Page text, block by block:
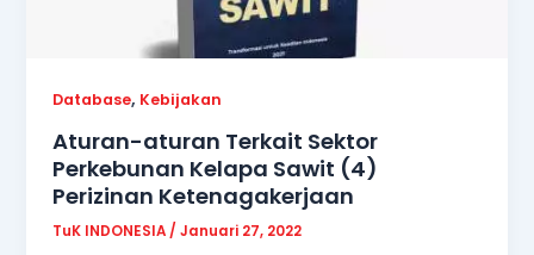
Database, Kebijakan
Aturan-aturan Terkait Sektor
Perkebunan Kelapa Sawit (4)
Perizinan Ketenagakerjaan
TuK INDONESIA/Januari 27, 2022